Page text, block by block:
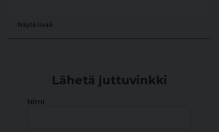
Näytä lisää
Lähetä juttuvinkki
Nimi